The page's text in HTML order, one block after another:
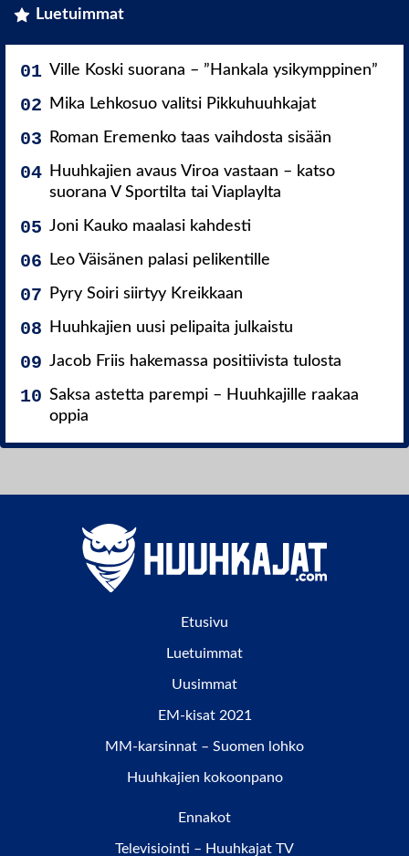
Luetuimmat
Ville Koski suorana – ”Hankala ysikymppinen”
Mika Lehkosuo valitsi Pikkuhuuhkajat
Roman Eremenko taas vaihdosta sisään
Huuhkajien avaus Viroa vastaan – katso
suorana V Sportilta tai Viaplaylta
Joni Kauko maalasi kahdesti
Leo Väisänen palasi pelikentille
Pyry Soiri siirtyy Kreikkaan
Huuhkajien uusi pelipaita julkaistu
Jacob Friis hakemassa positiivista tulosta
Saksa astetta parempi – Huuhkajille raakaa
oppia
Etusivu
Luetuimmat
Uusimmat
EM-kisat 2021
MM-karsinnat – Suomen lohko
Huuhkajien kokoonpano
Ennakot
Televisiointi – Huuhkajat TV